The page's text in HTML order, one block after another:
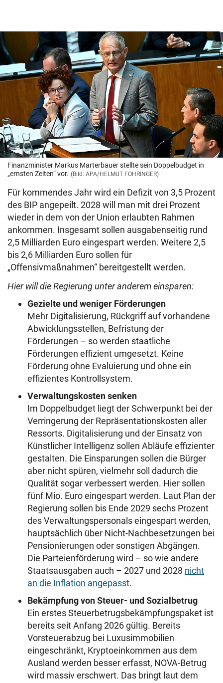
Finanzminister Markus Marterbauer stellte sein Doppelbudget in
„ernsten Zeiten“ vor. (Bild: APA/HELMUT FOHRINGER)
Für kommendes Jahr wird ein Defizit von 3,5 Prozent
des BIP angepeilt. 2028 will man mit drei Prozent
wieder in dem von der Union erlaubten Rahmen
ankommen. Insgesamt sollen ausgabenseitig rund
2,5 Milliarden Euro eingespart werden. Weitere 2,5
bis 2,6 Milliarden Euro sollen für
„Offensivmaßnahmen“ bereitgestellt werden.
Hier will die Regierung unter anderem einsparen:
Gezielte und weniger Förderungen
Mehr Digitalisierung, Rückgriff auf vorhandene
Abwicklungsstellen, Befristung der
Förderungen – so werden staatliche
Förderungen effizient umgesetzt. Keine
Förderung ohne Evaluierung und ohne ein
effizientes Kontrollsystem.
Verwaltungskosten senken
Im Doppelbudget liegt der Schwerpunkt bei der
Verringerung der Repräsentationskosten aller
Ressorts. Digitalisierung und der Einsatz von
Künstlicher Intelligenz sollen Abläufe effizienter
gestalten. Die Einsparungen sollen die Bürger
aber nicht spüren, vielmehr soll dadurch die
Qualität sogar verbessert werden. Hier sollen
fünf Mio. Euro eingespart werden. Laut Plan der
Regierung sollen bis Ende 2029 sechs Prozent
des Verwaltungspersonals eingespart werden,
hauptsächlich über Nicht-Nachbesetzungen bei
Pensionierungen oder sonstigen Abgängen.
Die Parteienförderung wird – so wie andere
Staatsausgaben auch – 2027 und 2028 nicht
an die Inflation angepasst.
Bekämpfung von Steuer- und Sozialbetrug
Ein erstes Steuerbetrugsbekämpfungspaket ist
bereits seit Anfang 2026 gültig. Bereits
Vorsteuerabzug bei Luxusimmobilien
eingeschränkt, Kryptoeinkommen aus dem
Ausland werden besser erfasst, NOVA-Betrug
wird massiv erschwert. Das bringt laut dem